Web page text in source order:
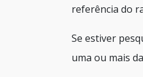
referência do
Se estiver
uma ou mais